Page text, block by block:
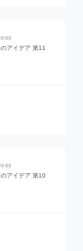
アイデア 第11
アイデア 第10